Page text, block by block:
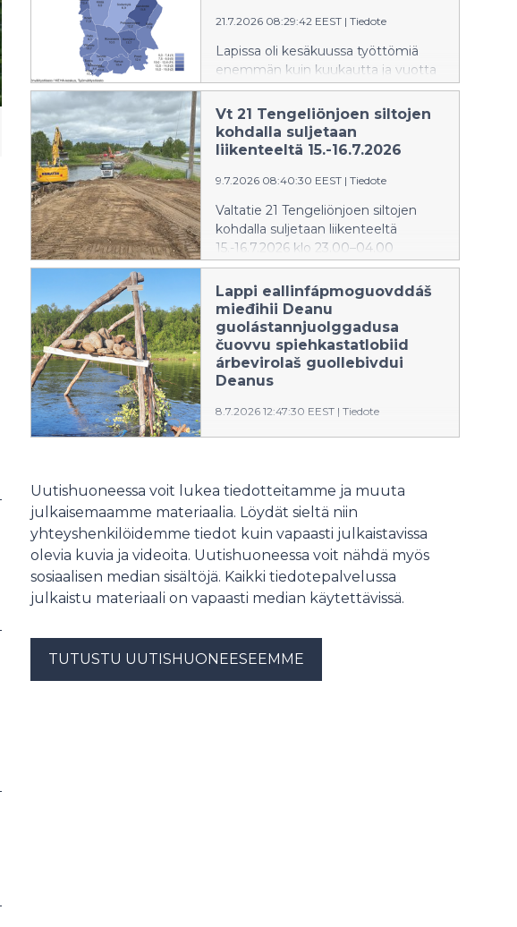
21.7.2026 08:29:42 EEST | Tiedote
Lapissa oli kesäkuussa työttömiä
enemmän kuin kuukautta ja vuotta
aiemmin. Työttömyyden kasvun
voimistuminen kuitenkin pysähtyi.
Kunnittaiset erot työttömyydessä
ovat edelleen huomattavia.
kasvoi vuodentakaiseen verrattuna.
Vt 21 Tengeliönjoen siltojen
kohdalla suljetaan
liikenteeltä 15.-16.7.2026
9.7.2026 08:40:30 EEST | Tiedote
Valtatie 21 Tengeliönjoen siltojen
kohdalla suljetaan liikenteeltä
15.-16.7.2026 klo 23.00–04.00
väliseksi ajaksi siltatöiden vuoksi.
Lappi eallinfápmoguovddáš
mieđihii Deanu
guolástannjuolggadusa
čuovvu spiehkastatlobiid
árbevirolaš guollebivdui
Deanus
8.7.2026 12:47:30 EEST | Tiedote
Lappi eallinfápmoguovddáš mieđihii
Spiehkastatlobi lea vejolaš ohcat
guollebivdui laktáseaddji báikkálaš
árbedieđu sirdimii Deanus.
Uutishuoneessa voit lukea tiedotteitamme ja muuta
julkaisemaamme materiaalia. Löydät sieltä niin
yhteyshenkilöidemme tiedot kuin vapaasti julkaistavissa
olevia kuvia ja videoita. Uutishuoneessa voit nähdä myös
sosiaalisen median sisältöjä. Kaikki tiedotepalvelussa
julkaistu materiaali on vapaasti median käytettävissä.
TUTUSTU UUTISHUONEESEEMME